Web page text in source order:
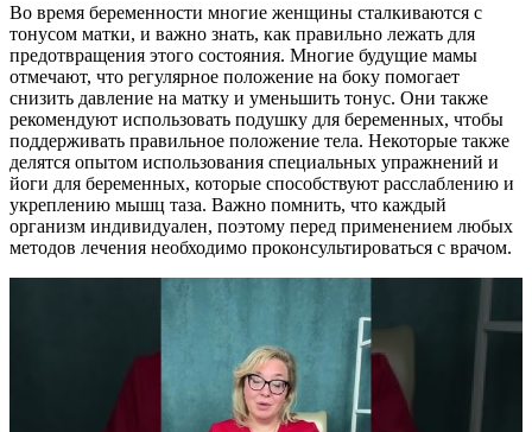
Во время беременности многие женщины сталкиваются с
тонусом матки, и важно знать, как правильно лежать для
предотвращения этого состояния. Многие будущие мамы
отмечают, что регулярное положение на боку помогает
снизить давление на матку и уменьшить тонус. Они также
рекомендуют использовать подушку для беременных, чтобы
поддерживать правильное положение тела. Некоторые также
делятся опытом использования специальных упражнений и
йоги для беременных, которые способствуют расслаблению и
укреплению мышц таза. Важно помнить, что каждый
организм индивидуален, поэтому перед применением любых
методов лечения необходимо проконсультироваться с врачом.